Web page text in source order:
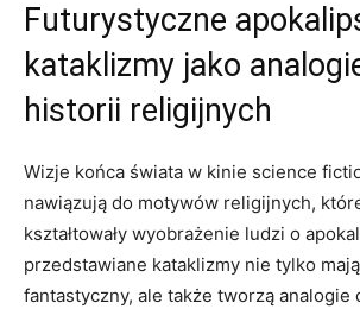
Futurystyczne
kataklizmy jako
historii religijnych
Wizje końca świata w kinie science
nawiązują do motywów religijnych,
kształtowały wyobrażenie ludzi o
przedstawiane kataklizmy nie tylko
fantastyczny, ale także tworzą analogie